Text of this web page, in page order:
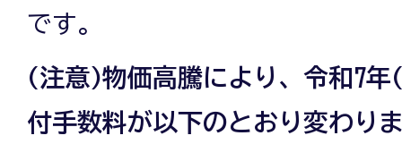
です。
(注意)物価高騰により、令和7年
付手数料が以下のとおり変わり